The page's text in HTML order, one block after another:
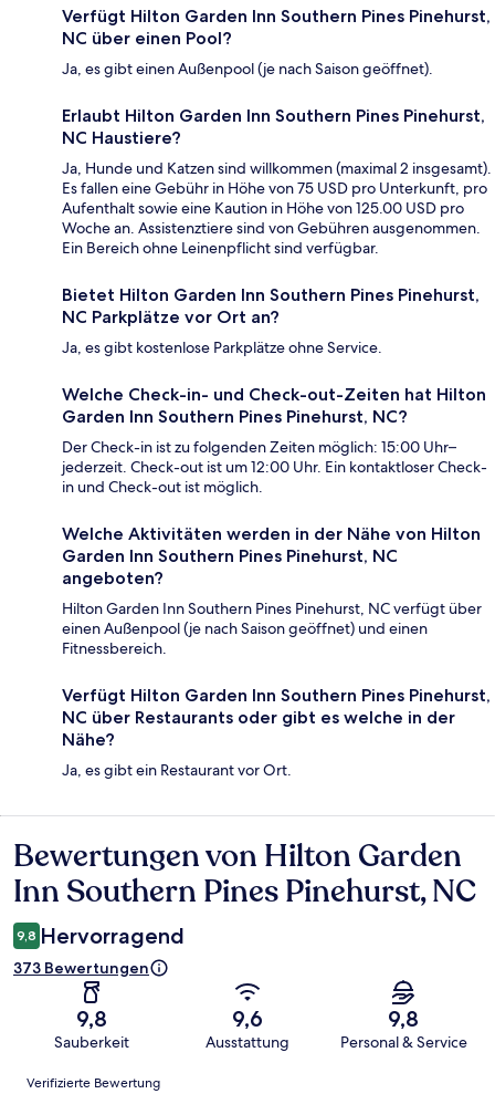
Verfügt Hilton Garden Inn Southern Pines Pinehurst,
NC über einen Pool?
Ja, es gibt einen Außenpool (je nach Saison geöffnet).
Erlaubt Hilton Garden Inn Southern Pines Pinehurst,
NC Haustiere?
Ja, Hunde und Katzen sind willkommen (maximal 2 insgesamt).
Es fallen eine Gebühr in Höhe von 75 USD pro Unterkunft, pro
Aufenthalt sowie eine Kaution in Höhe von 125.00 USD pro
Woche an. Assistenztiere sind von Gebühren ausgenommen.
Ein Bereich ohne Leinenpflicht sind verfügbar.
Bietet Hilton Garden Inn Southern Pines Pinehurst,
NC Parkplätze vor Ort an?
Ja, es gibt kostenlose Parkplätze ohne Service.
Welche Check-in- und Check-out-Zeiten hat Hilton
Garden Inn Southern Pines Pinehurst, NC?
Der Check-in ist zu folgenden Zeiten möglich: 15:00 Uhr–
jederzeit. Check-out ist um 12:00 Uhr. Ein kontaktloser Check-
in und Check-out ist möglich.
Welche Aktivitäten werden in der Nähe von Hilton
Garden Inn Southern Pines Pinehurst, NC
angeboten?
Hilton Garden Inn Southern Pines Pinehurst, NC verfügt über
einen Außenpool (je nach Saison geöffnet) und einen
Fitnessbereich.
Verfügt Hilton Garden Inn Southern Pines Pinehurst,
NC über Restaurants oder gibt es welche in der
Nähe?
Ja, es gibt ein Restaurant vor Ort.
Bewertungen
Bewertungen von Hilton Garden
Inn Southern Pines Pinehurst, NC
9,8 Hervorragend
373 Bewertungen
9,8
Sauberkeit
9,6
Ausstattung
9,8
Personal & Service
Bewertungen
Verifizierte Bewertung